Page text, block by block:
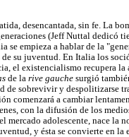
desencantada, sin fe. La
(Jeff Nuttal dedicó
se empieza a hablar de la
su juventud. En Italia los
el existencialismo recupera
de la rive gauche surgió
de sobrevivir y despolitizarse
comenzará a cambiar
con la difusión de los
mercado adolescente, nace la
y ésta se convierte en la